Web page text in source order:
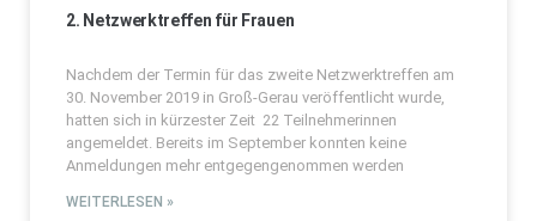
2. Netzwerktreffen für Frauen
Nachdem der Termin für das zweite Netzwerktreffen am
30. November 2019 in Groß-Gerau veröffentlicht wurde,
hatten sich in kürzester Zeit 22 Teilnehmerinnen
angemeldet. Bereits im September konnten keine
Anmeldungen mehr entgegengenommen werden
WEITERLESEN »